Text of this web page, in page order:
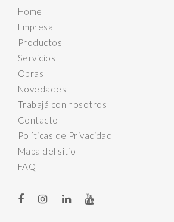
Home
Empresa
Productos
Servicios
Obras
Novedades
Trabajá con nosotros
Contacto
Políticas de Privacidad
Mapa del sitio
FAQ